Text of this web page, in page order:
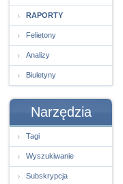
RAPORTY
Felietony
Analizy
Biuletyny
Narzędzia
Tagi
Wyszukiwanie
Subskrypcja